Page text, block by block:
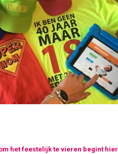
het feestelijk te vieren begint hier